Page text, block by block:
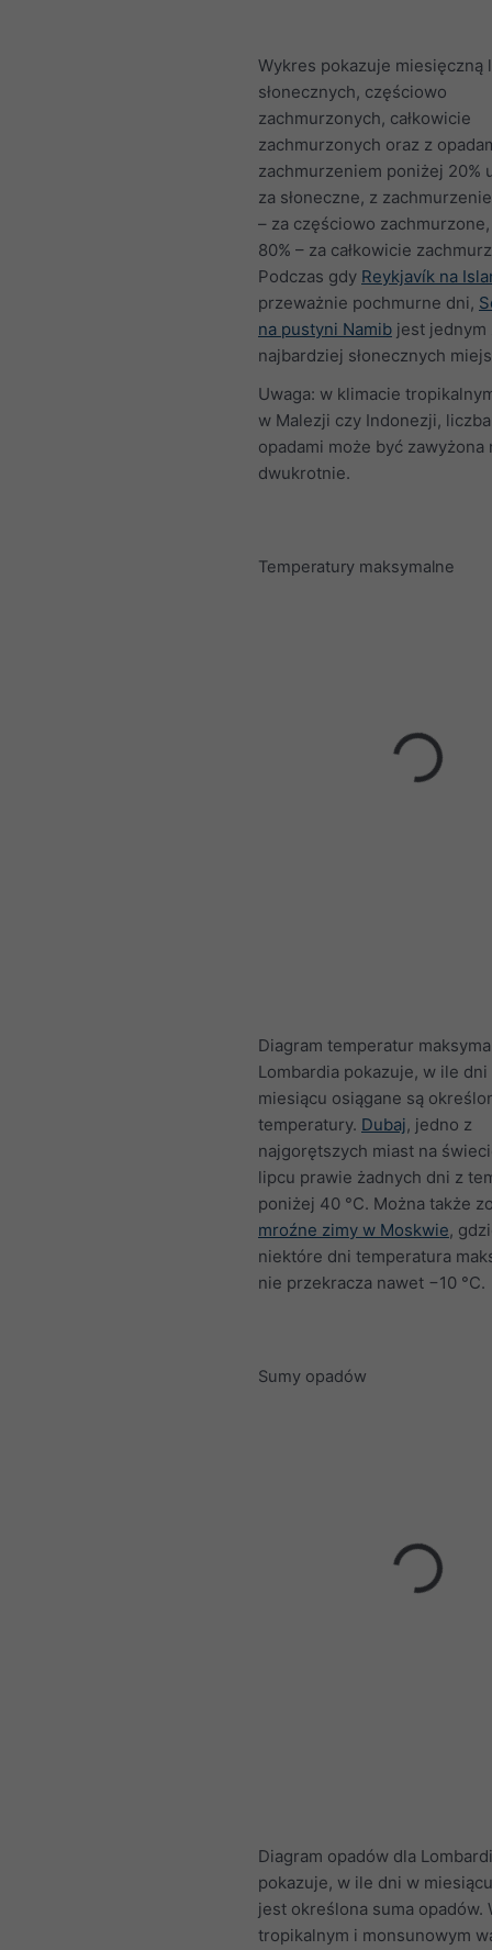
Wykres pokazuje miesięczną
słonecznych, częściowo
zachmurzonych, całkowicie
zachmurzonych oraz z
zachmurzeniem poniżej 20%
za słoneczne, z
– za częściowo
80% – za całkowicie
Podczas gdy Reykjavík na
przeważnie pochmurne dni,
na pustyni Namib jest jednym
najbardziej słonecznych
Uwaga: w klimacie
w Malezji czy Indonezji,
opadami może być zawyżona
dwukrotnie.
Temperatury maksymalne
Diagram temperatur
Lombardia pokazuje, w ile dni
miesiącu osiągane są
temperatury. Dubaj, jedno z
najgorętszych miast na
lipcu prawie żadnych dni z
poniżej 40 °C. Można także
mroźne zimy w Moskwie,
niektóre dni temperatura
nie przekracza nawet −10 °C.
Sumy opadów
Diagram opadów dla
pokazuje, w ile dni w
jest określona suma opadów.
tropikalnym i monsunowym